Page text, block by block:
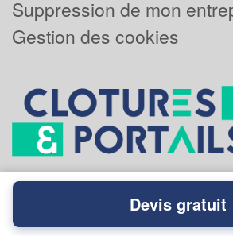
Suppression de mon
Gestion des cookies
Powered byPlus que
Devis gratuit